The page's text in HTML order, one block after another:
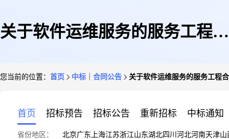
关于软件运维服务的服务工程合
您当前的位置： 首页 中标｜合同公告 关于软件运维服务的服务工程
首页 招标预告 招标公告 重新招标 中标通知
省份地区： 北京广东 上海江苏浙江山东湖北四川 河北河南天津山